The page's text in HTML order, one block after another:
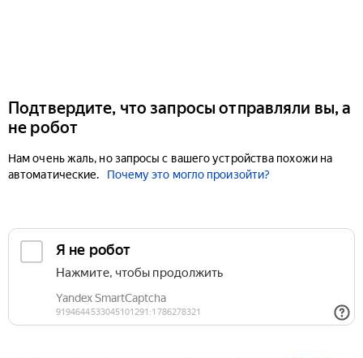
Подтвердите, что запросы отправляли вы, а
не робот
Нам очень жаль, но запросы с вашего устройства похожи на
автоматические.
Почему это могло произойти?